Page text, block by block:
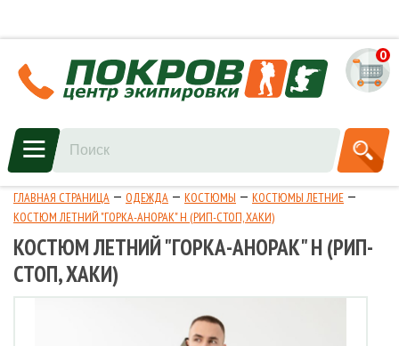
0
ГЛАВНАЯ СТРАНИЦА ОДЕЖДА КОСТЮМЫ
КОСТЮМЫ ЛЕТНИЕ
КОСТЮМ ЛЕТНИЙ "ГОРКА-АНОРАК" Н (РИП-СТОП, ХАКИ)
КОСТЮМ ЛЕТНИЙ "ГОРКА-АНОРАК" Н (РИП-
СТОП, ХАКИ)